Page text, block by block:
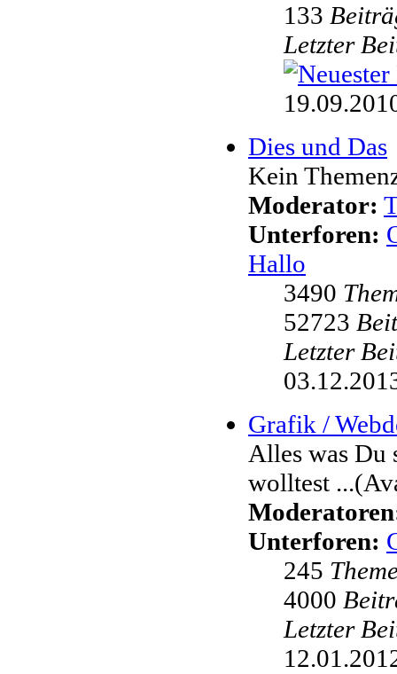
133
Letzter
Dies und Das
Kein
Moderator:
Unterforen:
Hallo
3490
52723
Letzter
Grafik /
Alles was Du
wolltest
Unterforen:
245
4000
Letzter